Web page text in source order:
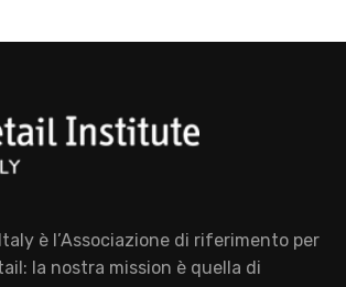
è l’Associazione di riferimento per
la nostra mission è quella di